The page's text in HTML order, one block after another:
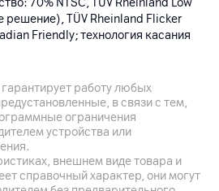
70% NTSC, TÜV Rheinland Low
решение), TÜV Rheinland Flicker
Friendly; технология касания
работу любых
в связи с тем,
ограничения
устройства или
внешнем виде товара и
справочный характер, они могут